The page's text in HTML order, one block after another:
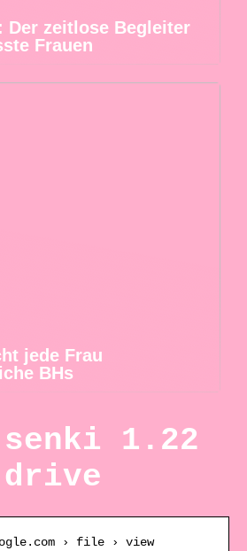
Der zeitlose Begleiter
Frauen
jede Frau
BHs
1.22
› file › view